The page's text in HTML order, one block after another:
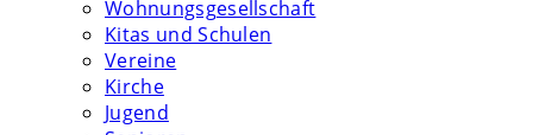
Wohnungsgesellschaft
Kitas und Schulen
Vereine
Kirche
Jugend